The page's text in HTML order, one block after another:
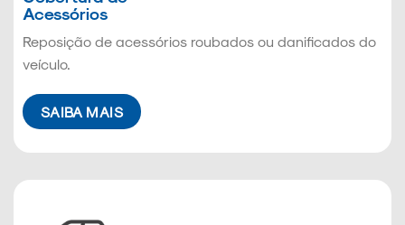
Acessórios
Reposição de acessórios roubados ou danificados do
veículo.
SAIBA MAIS